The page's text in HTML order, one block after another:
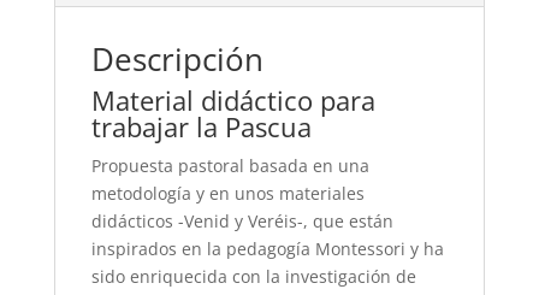
Descripción
Material didáctico para
trabajar la Pascua
Propuesta pastoral basada en una
metodología y en unos materiales
didácticos -Venid y Veréis-, que están
inspirados en la pedagogía Montessori y ha
sido enriquecida con la investigación de